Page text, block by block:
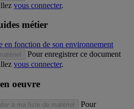
vous connecter.
métier
en fonction de son environnement
Pour enregistrer ce document
vous connecter.
oeuvre
à ma liste de matériel
Pour